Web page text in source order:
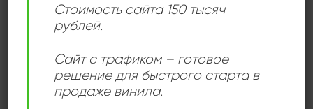
Music: Pop Rock & Roll
1440,00 ₽
Продается: Интернет-магазин
The Raw & The Cooked
960,00₽
Продается: Интернет-магазин
Стоимость сайта 150 тысяч
рублей.
Сайт с трафиком – готовое
решение для быстрого старта в
продаже винила.